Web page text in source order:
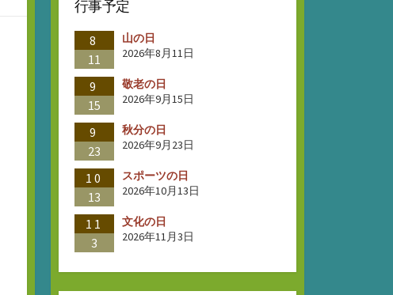
行事予定
8
11
山の日
2026年8月11日
9
15
敬老の日
2026年9月15日
9
23
秋分の日
2026年9月23日
10
13
スポーツの日
2026年10月13日
11
3
文化の日
2026年11月3日